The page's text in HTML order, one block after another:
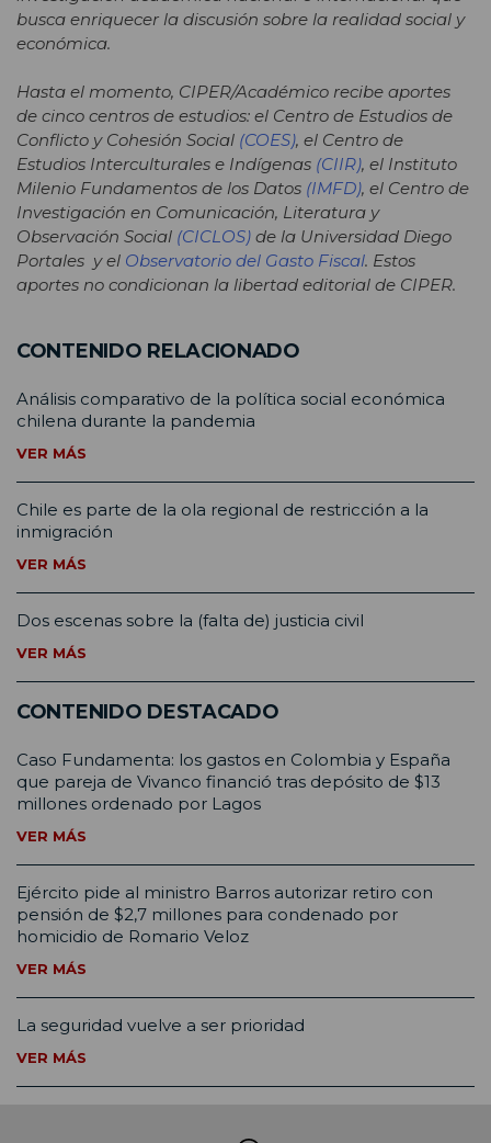
busca enriquecer la discusión sobre la realidad social y
económica.
Hasta el momento, CIPER/Académico recibe aportes
de cinco centros de estudios: el Centro de Estudios de
Conflicto y Cohesión Social (COES), el Centro de
Estudios Interculturales e Indígenas (CIIR), el Instituto
Milenio Fundamentos de los Datos (IMFD), el Centro de
Investigación en Comunicación, Literatura y
Observación Social (CICLOS) de la Universidad Diego
Portales y el Observatorio del Gasto Fiscal. Estos
aportes no condicionan la libertad editorial de CIPER.
CONTENIDO RELACIONADO
Análisis comparativo de la política social económica
chilena durante la pandemia
VER MÁS
Chile es parte de la ola regional de restricción a la
inmigración
VER MÁS
Dos escenas sobre la (falta de) justicia civil
VER MÁS
CONTENIDO DESTACADO
Caso Fundamenta: los gastos en Colombia y España
que pareja de Vivanco financió tras depósito de $13
millones ordenado por Lagos
VER MÁS
Ejército pide al ministro Barros autorizar retiro con
pensión de $2,7 millones para condenado por
homicidio de Romario Veloz
VER MÁS
La seguridad vuelve a ser prioridad
VER MÁS